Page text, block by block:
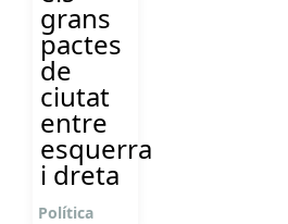
grans
pactes
de
ciutat
entre
esquerra
i dreta
Política